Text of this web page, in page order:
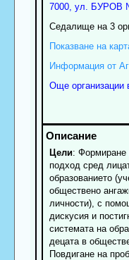
7000, ул. БУРОВ
Седалище на 3
Показване на
Информация от
Още организации
Цели: Формиране
подход сред
образованието
обществено
личности), с
дискусия и
системата на
децата в
Повдигане на